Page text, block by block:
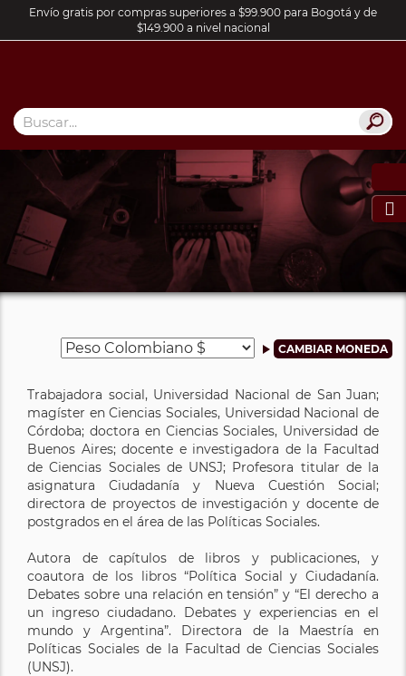
Envío gratis por compras superiores a $99.900 para Bogotá y de
$149.900 a nivel nacional

Trabajadora social, Universidad Nacional de San Juan;
magíster en Ciencias Sociales, Universidad Nacional de
Córdoba; doctora en Ciencias Sociales, Universidad de
Buenos Aires; docente e investigadora de la Facultad
de Ciencias Sociales de UNSJ; Profesora titular de la
asignatura Ciudadanía y Nueva Cuestión Social;
directora de proyectos de investigación y docente de
postgrados en el área de las Políticas Sociales.
Autora de capítulos de libros y publicaciones, y
coautora de los libros “Política Social y Ciudadanía.
Debates sobre una relación en tensión” y “El derecho a
un ingreso ciudadano. Debates y experiencias en el
mundo y Argentina”. Directora de la Maestría en
Políticas Sociales de la Facultad de Ciencias Sociales
(UNSJ).